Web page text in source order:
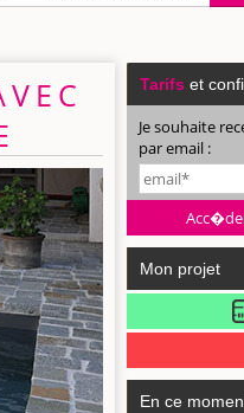
Tarifs et
Je souhaite
par email :
Mon projet
En ce